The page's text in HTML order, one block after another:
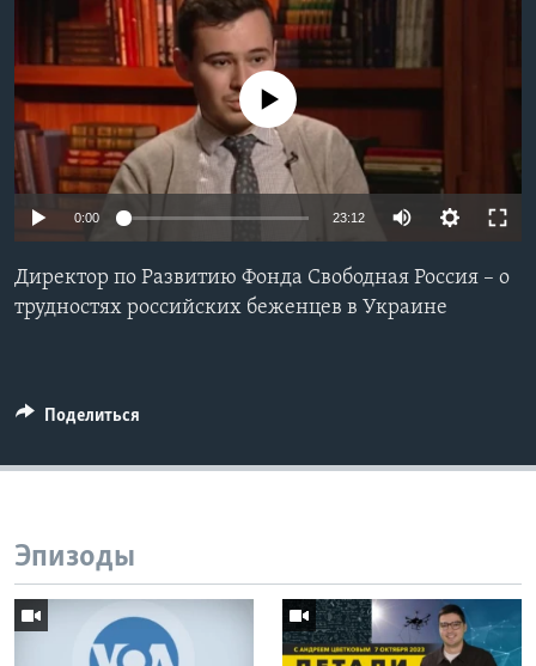
Learning English
СОЦИАЛЬНЫЕ СЕТИ
Языки
No media source currently available
0:00 23:12
Директор по Развитию Фонда Свободная Россия – о
трудностях российских беженцев в Украине
Поделиться
Эпизоды